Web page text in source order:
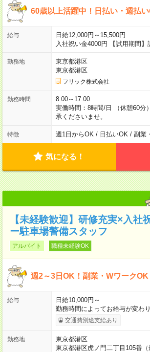
60歳以上活躍中！日払い・週払
給与
日給12,000円～15,500円
入社祝い金4000円 【試用期間】
勤務地
東京都港区
東京都港区
フリック株式会社
勤務時間
8:00～17:00
実働時間：8時間/日 （休憩60
承くださいませ。
特徴 週1日からOK / 日払いOK / 副業
気になる！
【未経験歓迎】研修充実×入社
ー駐車場警備スタッフ
アルバイト 職種未経験OK
週2～3日OK！副業・Wワーク
給与
日給10,000円～
勤務時間によってお給与が変
交通費別途支給あり
勤務地
東京都港区
東京都港区虎ノ門二丁目105番